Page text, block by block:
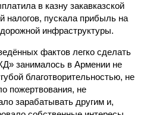
в казну закавказской
налогов, пускала прибыль на
инфраструктуры.
фактов легко сделать
занималось в Армении не
благотворительностью, не
пожертвования, не
зарабатывать другим и,